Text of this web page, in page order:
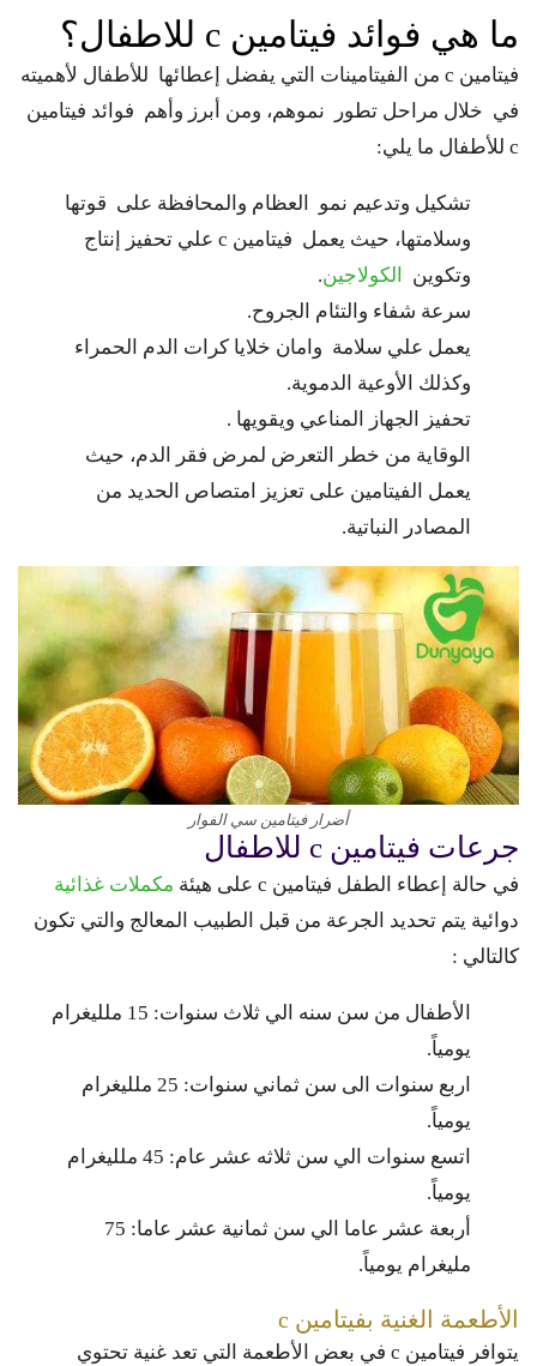
ما هي فوائد فيتامين c للاطفال؟
فيتامين c من الفيتامينات التي يفضل إعطائها للأطفال لأهميته
في خلال مراحل تطور نموهم، ومن أبرز وأهم فوائد فيتامين
c للأطفال ما يلي:
تشكيل وتدعيم نمو العظام والمحافظة على قوتها
وسلامتها، حيث يعمل فيتامين c علي تحفيز إنتاج
وتكوين
الكولاجين.
سرعة شفاء والتئام الجروح.
يعمل علي سلامة وامان خلايا كرات الدم الحمراء
وكذلك الأوعية الدموية.
تحفيز الجهاز المناعي ويقويها .
الوقاية من خطر التعرض لمرض فقر الدم، حيث
يعمل الفيتامين على تعزيز امتصاص الحديد من
المصادر النباتية.
أضرار فيتامين سي الفوار
جرعات فيتامين c للاطفال
في حالة إعطاء الطفل فيتامين c على هيئة
مكملات غذائية
دوائية يتم تحديد الجرعة من قبل الطبيب المعالج والتي تكون
كالتالي :
الأطفال من سن سنه الي ثلاث سنوات: 15 ملليغرام
يومياً.
اربع سنوات الى سن ثماني سنوات: 25 ملليغرام
يومياً.
اتسع سنوات الي سن ثلاثه عشر عام: 45 ملليغرام
يومياً.
أربعة عشر عاما الي سن ثمانية عشر عاما: 75
مليغرام يومياً.
الأطعمة الغنية بفيتامين c
يتوافر فيتامين c في بعض الأطعمة التي تعد غنية تحتوي